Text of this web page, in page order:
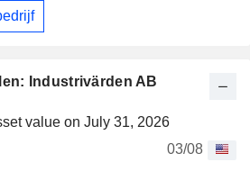
Industrivärden AB
value on July 31, 2026
03/08